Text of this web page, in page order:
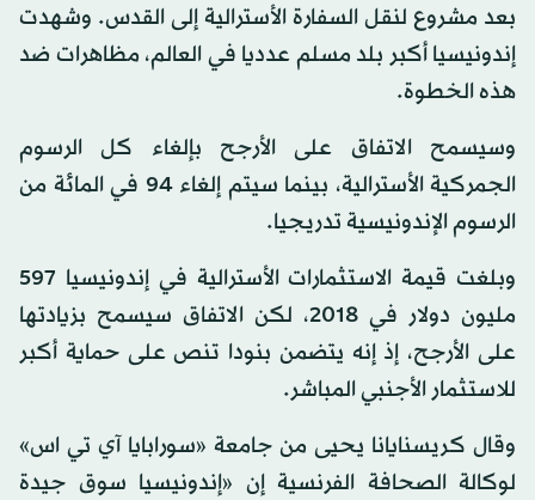
بعد مشروع لنقل السفارة الأسترالية إلى القدس. وشهدت
إندونيسيا أكبر بلد مسلم عدديا في العالم، مظاهرات ضد
هذه الخطوة.
وسيسمح الاتفاق على الأرجح بإلغاء كل الرسوم
الجمركية الأسترالية، بينما سيتم إلغاء 94 في المائة من
الرسوم الإندونيسية تدريجيا.
وبلغت قيمة الاستثمارات الأسترالية في إندونيسيا 597
مليون دولار في 2018، لكن الاتفاق سيسمح بزيادتها
على الأرجح، إذ إنه يتضمن بنودا تنص على حماية أكبر
للاستثمار الأجنبي المباشر.
وقال كريسنايانا يحيى من جامعة «سورابايا آي تي اس»
لوكالة الصحافة الفرنسية إن «إندونيسيا سوق جيدة